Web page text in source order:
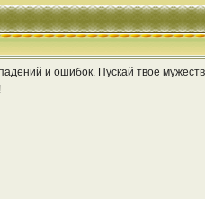
и ошибок. Пускай твое